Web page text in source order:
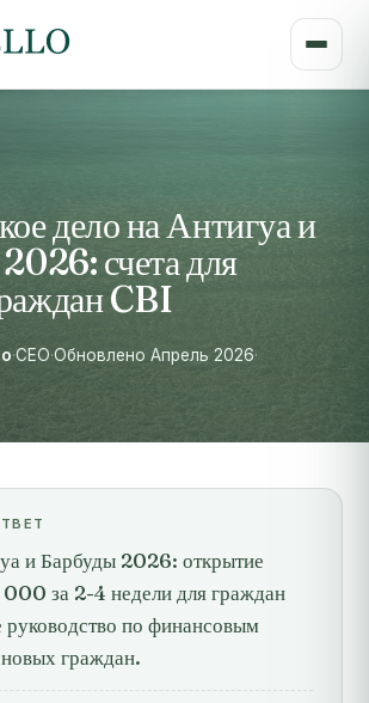
дело на Антигуа и
счета для
CBI
·CEO·Обновлено Апрель 2026·
и Барбуды 2026: открытие
000 за 2-4 недели для граждан
по финансовым
граждан.